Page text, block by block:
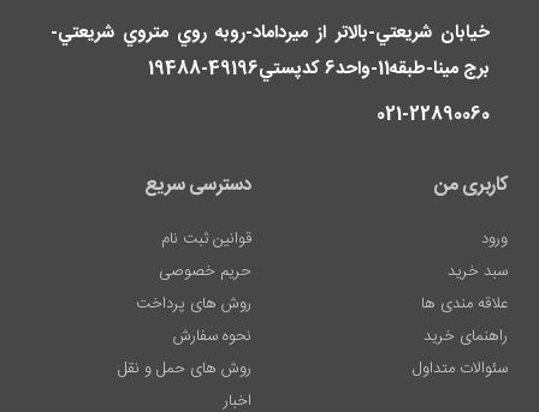
خيابان شريعتي-بالاتر از ميرداماد-روبه روي متروي شريعتي-
برج مينا-طبقه11-واحد6 کدپستي49196-19488
Lazer
vme
Dudak
Dolgusu
Fiyatlar?
En
021-22890060
کاربری من
ورود
سبد خرید
علاقه مندی ها
راهنمای خرید
سئوالات متداول
دسترسی سریع
قوانین ثبت نام
حریم خصوصی
روش های پرداخت
نحوه سفارش
روش های حمل و نقل
اخبار